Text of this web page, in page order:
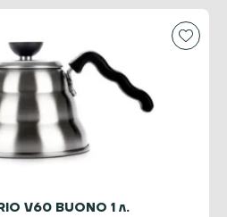
V60 BUONO 1 л.